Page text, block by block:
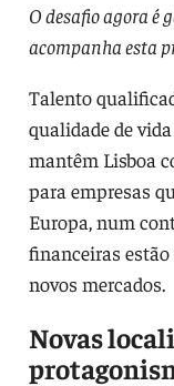
O desafio agora é
acompanha esta
Talento
qualidade de
mantêm Lisboa
para empresas
Europa, num
financeiras
novos mercados.
Novas